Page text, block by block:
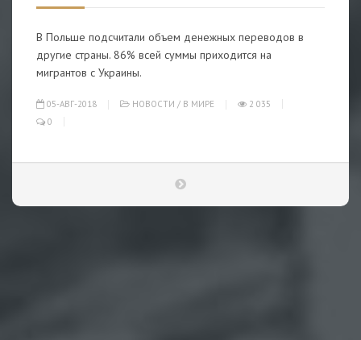
В Польше подсчитали объем денежных переводов в
другие страны. 86% всей суммы приходится на
мигрантов с Украины.
05-АВГ-2018 НОВОСТИ / В МИРЕ
2 035
0